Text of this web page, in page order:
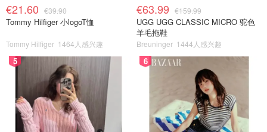
€21.60 €39.90
Tommy Hilfiger 小logoT恤
Tommy Hilfiger 1464人感兴趣
€63.99 €159.99
UGG UGG CLASSIC MICRO 驼色
羊毛拖鞋
Breuninger 1444人感兴趣
5 6